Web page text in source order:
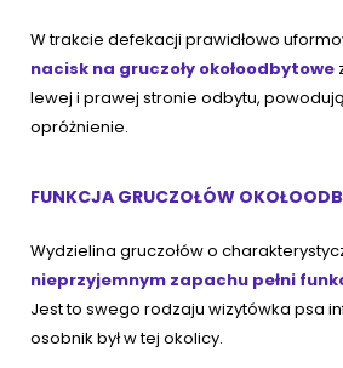
W trakcie defekacji prawidłowo
nacisk na gruczoły okołoodbytowe
lewej i prawej stronie odbytu,
opróżnienie.
FUNKCJA GRUCZOŁÓW
Wydzielina gruczołów o
nieprzyjemnym zapachu pełni
Jest to swego rodzaju wizytówka psa
osobnik był w tej okolicy.